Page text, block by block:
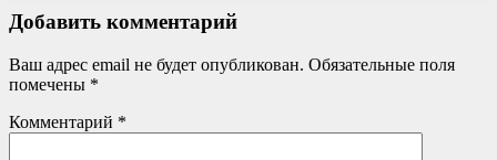
Добавить комментарий
Ваш адрес email не будет опубликован. Обязательные поля
помечены *
Комментарий *